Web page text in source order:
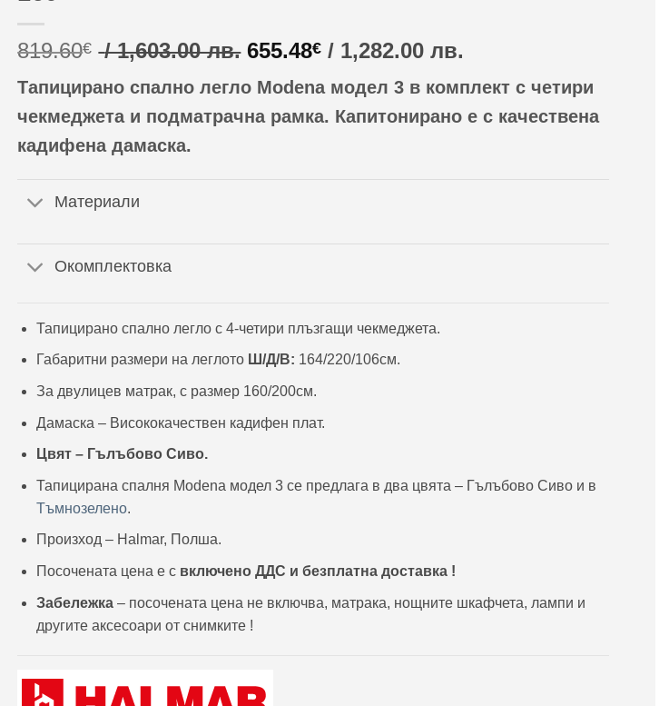
819.60€ / 1,603.00 лв. Original
was:
819.60€
655.48€ / 1,282.00 лв.
е:
655.48€
Тапицирано спално легло Modena модел 3 в комплект с четири
чекмеджета и подматрачна рамка. Капитонирано е с качествена
кадифена дамаска.
Материали
Окомплектовка
Тапицирано спално легло с 4-четири плъзгащи чекмеджета.
Габаритни размери на леглотоШ/Д/В: 164/220/106см.
За двулицев матрак, с размер 160/200см.
Дамаска – Висококачествен кадифен плат.
Цвят – Гълъбово Сиво.
Тапицирана спалня Modena модел 3 се предлага в два цвята – Гълъбово Сиво и в
Тъмнозелено.
Произход – Halmar, Полша.
Посочената цена е с включено ДДС и безплатна доставка !
Забележка– посочената цена не включва, матрака, нощните шкафчета, лампи и
другите аксесоари от снимките !